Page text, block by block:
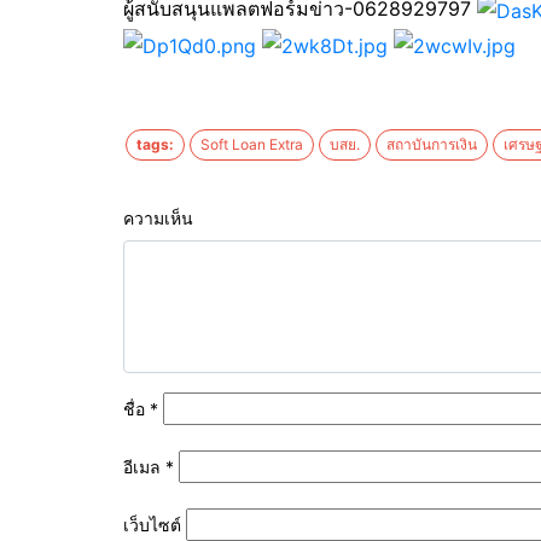
ผู้สนับสนุนแพลตฟอร์มข่าว-0628929797
tags: Soft Loan Extra บสย. สถาบันการเงิน เศรษ
ความเห็น
ชื่อ *
อีเมล *
เว็บไซต์